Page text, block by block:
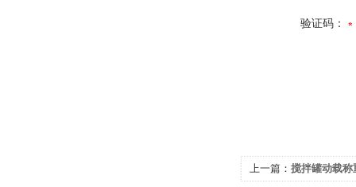
验证码：
上一篇： 搅拌罐动载称